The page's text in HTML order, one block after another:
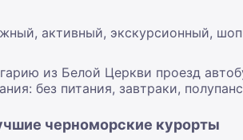
активный, экскурсионный,
из Белой Церкви проезд
без питания, завтраки,
черноморские курорты